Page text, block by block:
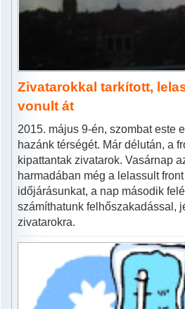
Zivatarokkal tarkított,
vonult át
2015. május 9-én, szombat este
hazánk térségét. Már délután, a
kipattantak zivatarok. Vasárnap
harmadában még a lelassult
időjárásunkat, a nap második
számíthatunk felhőszakadással,
zivatarokra.